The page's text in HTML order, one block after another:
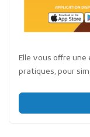
Elle vous offre
pratiques, pour